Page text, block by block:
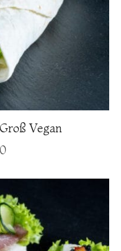
Vegan